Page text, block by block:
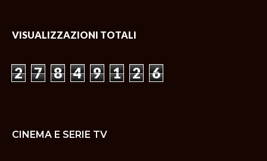
VISUALIZZAZIONI TOTALI
2 7 8 4 9 1 2 6
CINEMA E SERIE TV